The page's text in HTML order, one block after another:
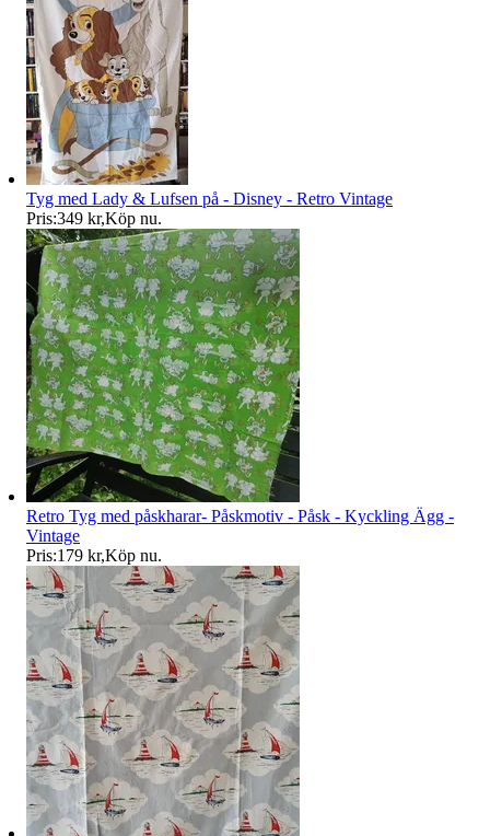
Tyg med Lady & Lufsen på - Disney - Retro Vintage
Pris:349 kr,Köp nu.
Retro Tyg med påskharar- Påskmotiv - Påsk - Kyckling Ägg -
Vintage
Pris:179 kr,Köp nu.